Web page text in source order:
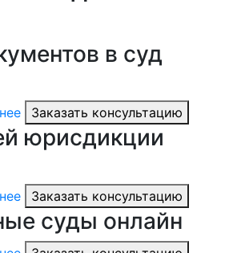
в суд
Заказать консультацию
юрисдикции
Заказать консультацию
суды онлайн